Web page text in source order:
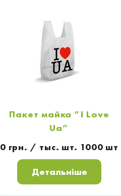
Пакет майка ”I Love
Ua”
0 грн. / тыс. шт. 1000 шт
Детальніше